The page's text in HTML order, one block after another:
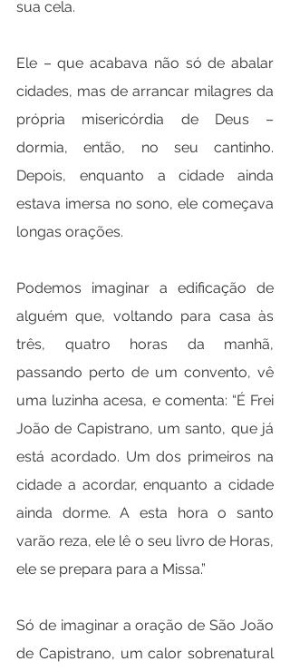
sua cela.
Ele – que acabava não só de abalar
cidades, mas de arrancar milagres da
própria misericórdia de Deus –
dormia, então, no seu cantinho.
Depois, enquanto a cidade ainda
estava imersa no sono, ele começava
longas orações.
Podemos imaginar a edificação de
alguém que, voltando para casa às
três, quatro horas da manhã,
passando perto de um convento, vê
uma luzinha acesa, e comenta: “É Frei
João de Capistrano, um santo, que já
está acordado. Um dos primeiros na
cidade a acordar, enquanto a cidade
ainda dorme. A esta hora o santo
varão reza, ele lê o seu livro de Horas,
ele se prepara para a Missa.”
Só de imaginar a oração de São João
de Capistrano, um calor sobrenatural